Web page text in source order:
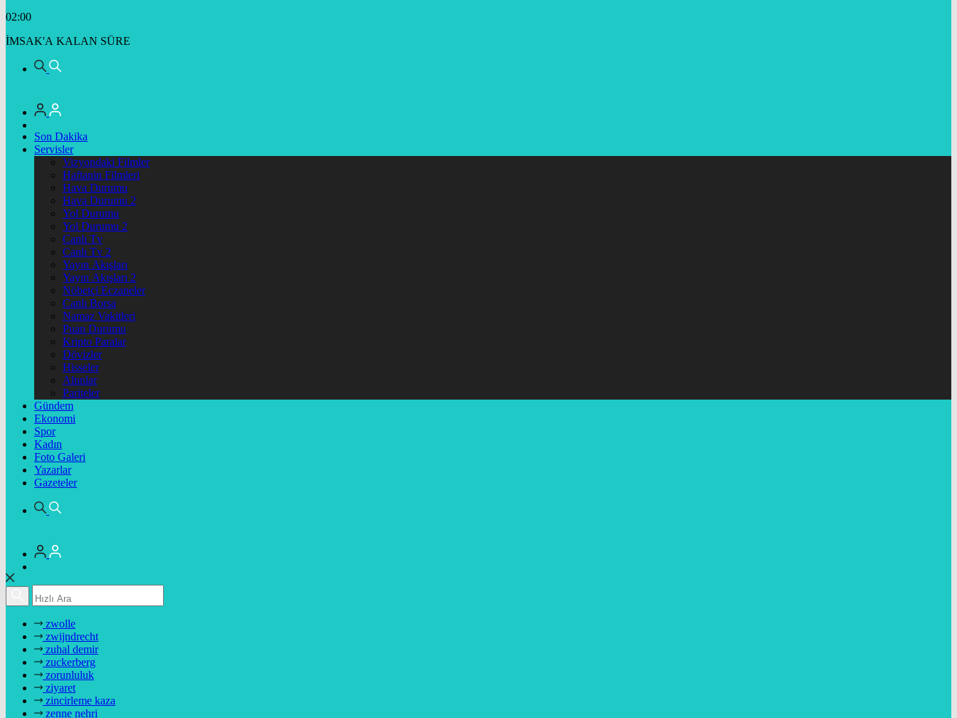
02:00
İMSAK'A KALAN SÜRE
Son Dakika
Servisler
Vizyondaki Filmler
Haftanin Filmleri
Hava Durumu
Hava Durumu 2
Yol Durumu
Yol Durumu 2
Canlı Tv
Canlı Tv 2
Yayın Akışları
Yayın Akışları 2
Nöbetçi Eczaneler
Canlı Borsa
Namaz Vakitleri
Puan Durumu
Kripto Paralar
Dövizler
Hisseler
Altınlar
Pariteler
Gündem
Ekonomi
Spor
Kadın
Foto Galeri
Yazarlar
Gazeteler
zwolle
zwijndrecht
zuhal demir
zuckerberg
zorunluluk
ziyaret
zincirleme kaza
zenne nehri